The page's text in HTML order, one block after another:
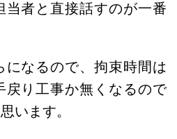
当者と直接話すのが一番
になるので、拘束時間は
戻り工事か無くなるので
います。